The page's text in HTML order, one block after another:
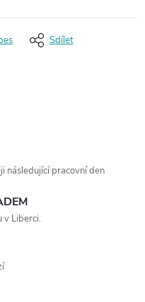
Sdílet
následující pracovní den
v Liberci.